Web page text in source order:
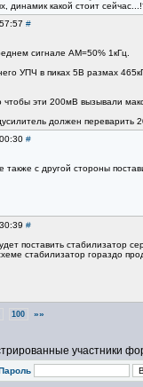
динамик какой стоит
#
сигнале АМ=50% 1кГц.
УПЧ в пиках 5В размах
чтобы эти 200мВ вызывали
должен переварить
#
также с другой стороны
#
поставить стабилизатор
стабилизатор гораздо
100 »»
участники